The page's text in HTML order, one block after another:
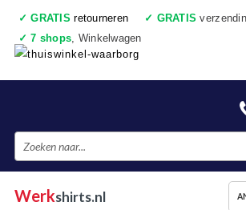
✓ GRATIS retourneren ✓ GRATIS
✓ 7 shops, Winkelwagen
✓Voor 17:00 uur besteld, vandaag verzonden
✓Achteraf betalen ✓Ook een échte winkel
Werkshirts.nl